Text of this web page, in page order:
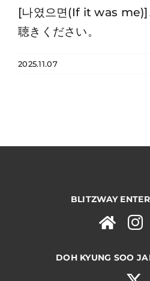
[나였으면(If it was me)]
聴きください。
2025.11.07
BLITZWAY
DOH KYUNG SOO